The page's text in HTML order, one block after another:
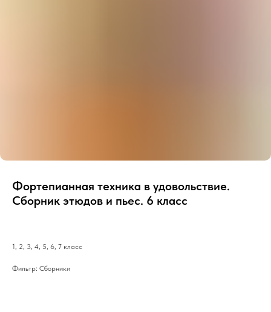
Фортепианная техника в удовольствие.
Сборник этюдов и пьес. 6 класс
1, 2, 3, 4, 5, 6, 7 класс
Фильтр: Сборники